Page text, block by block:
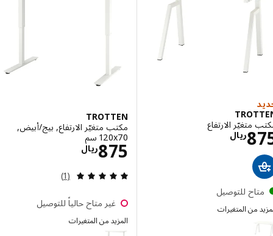
الارتفاع
ريالالاسعار ريال 875
للتوصيل
من المتغيرات
TROTTEN
مكتب متغيّر الارتفاع, بيج/أبيض,
‎120x70 سم‏
ريال875 الاسعار ريال 875
مراجعة: 5 من أصل 5 نجوم. إجمالي المراجعات:
(1)
غير متاح حالياً للتوصيل
المزيد من المتغيرات
TROTTEN